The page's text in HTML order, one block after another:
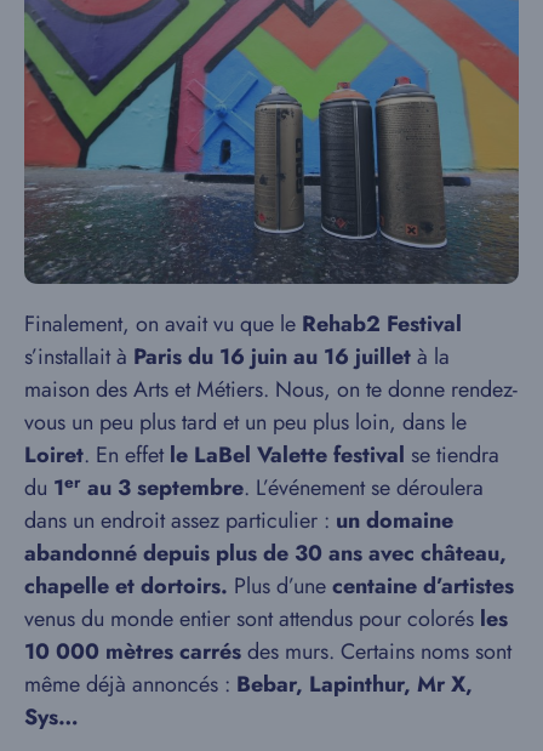
Finalement, on avait vu que le Rehab2 Festival
s’installait à Paris du 16 juin au 16 juilletà la
maison des Arts et Métiers. Nous, on te donne rendez-
vous un peu plus tard et un peu plus loin, dans le
Loiret. En effetle LaBel Valette festival se tiendra
du 1er au 3 septembre. L’événement se déroulera
dans un endroit assez particulier : un domaine
abandonné depuis plus de 30 ans avec château,
chapelle et dortoirs. Plus d’unecentaine d’artistes
venus du monde entier sont attendus pour colorés les
10 000 mètres carrésdes murs. Certains noms sont
même déjà annoncés : Bebar, Lapinthur, Mr X,
Sys…